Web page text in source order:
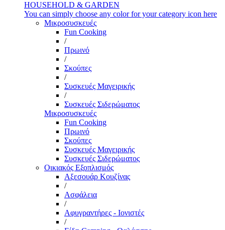
HOUSEHOLD & GARDEN
You can simply choose any color for your category icon here
Μικροσυσκευές
Fun Cooking
/
Πρωινό
/
Σκούπες
/
Συσκευές Μαγειρικής
/
Συσκευές Σιδερώματος
Μικροσυσκευές
Fun Cooking
Πρωινό
Σκούπες
Συσκευές Μαγειρικής
Συσκευές Σιδερώματος
Οικιακός Εξοπλισμός
Αξεσουάρ Κουζίνας
/
Ασφάλεια
/
Αφυγραντήρες - Ιονιστές
/